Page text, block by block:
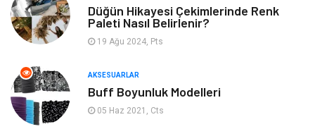
Gençlik & Eğlence Keyif & Hobi
Aksesuarlar
Mobilya
Gayrimenkul
Düğün Hikayesi Çekimlerinde Renk
Paleti Nasıl Belirlenir?
19 Ağu 2024, Pts
AKSESUARLAR
Buff Boyunluk Modelleri
05 Haz 2021, Cts